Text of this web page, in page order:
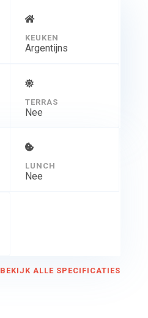
KEUKEN
Argentijns
TERRAS
Nee
LUNCH
Nee
BEKIJK ALLE SPECIFICATIES